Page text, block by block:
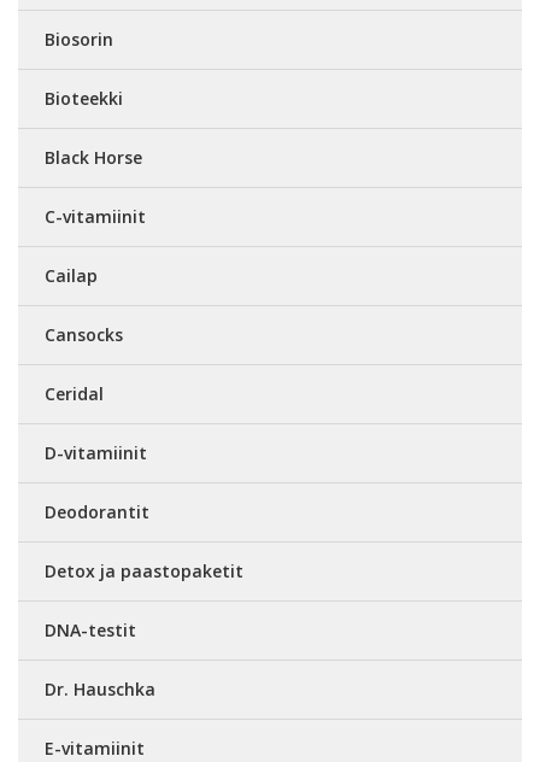
Biosorin
Bioteekki
Black Horse
C-vitamiinit
Cailap
Cansocks
Ceridal
D-vitamiinit
Deodorantit
Detox ja paastopaketit
DNA-testit
Dr. Hauschka
E-vitamiinit